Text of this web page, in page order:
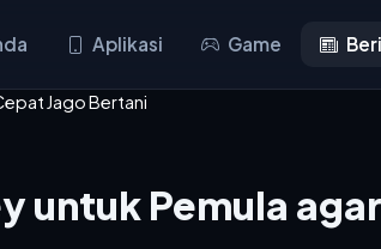
Aplikasi Game
Jago Bertani
untuk Pemula